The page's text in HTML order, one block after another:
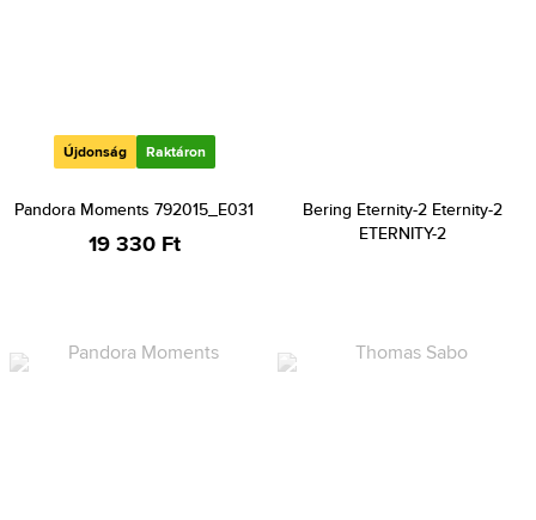
Újdonság Raktáron
Pandora Moments 792015_E031
19 330 Ft
Bering Eternity-2 Eternity-2
ETERNITY-2